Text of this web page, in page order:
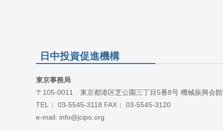
日中投資促進機構
東京事務局
〒105-0011 東京都港区芝公園三丁目5番8号 機械振興会
TEL： 03-5545-3118 FAX： 03-5545-3120
e-mail: info@jcipo.org